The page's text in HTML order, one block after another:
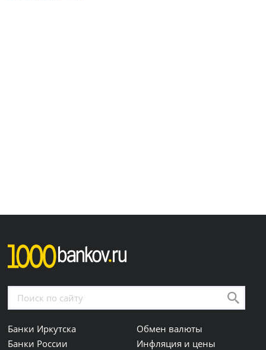
Банки Иркутска
Банки России
Обмен валюты
Инфляция и цены